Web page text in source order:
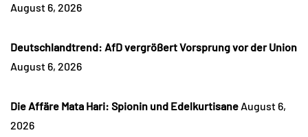
August 6, 2026
Deutschlandtrend: AfD vergrößert Vorsprung vor der Union
August 6, 2026
Die Affäre Mata Hari: Spionin und Edelkurtisane August 6,
2026